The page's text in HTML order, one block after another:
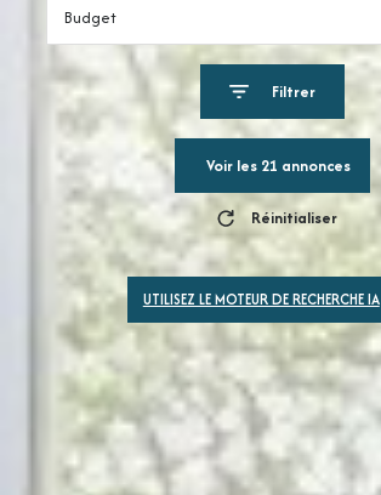
Budget
Filtrer
Voir les 21 annonces
Réinitialiser
UTILISEZ LE MOTEUR DE RECHERCHE IA